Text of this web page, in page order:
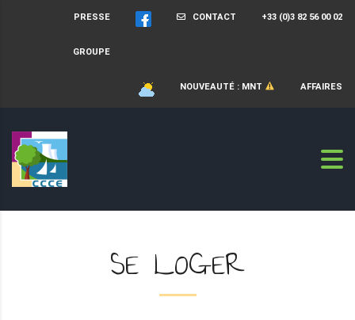
+33 (0)3 82 56 00 02
CONTACT
PRESSE
GROUPE
AFFAIRES
NOUVEAUTÉ : MNT
SE LOGER